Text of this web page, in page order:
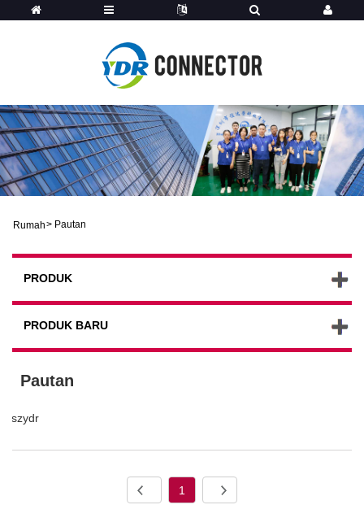
Rumah> Pautan
PRODUK
PRODUK BARU
Pautan
szydr
1